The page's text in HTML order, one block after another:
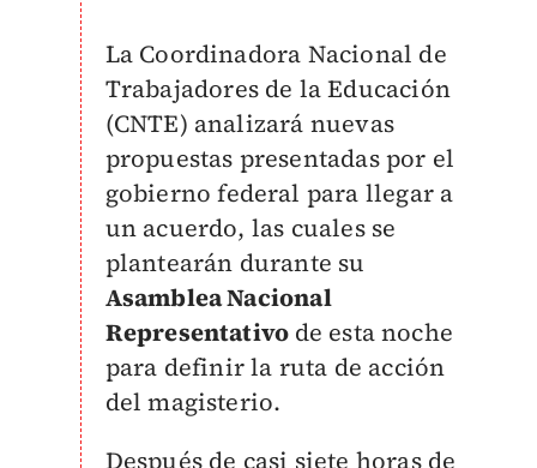
La Coordinadora Nacional de
Trabajadores de la Educación
(CNTE) analizará nuevas
propuestas presentadas por el
gobierno federal para llegar a
un acuerdo, las cuales se
plantearán durante su
Asamblea Nacional
Representativo de esta noche
para definir la ruta de acción
del magisterio.
Después de casi siete horas de